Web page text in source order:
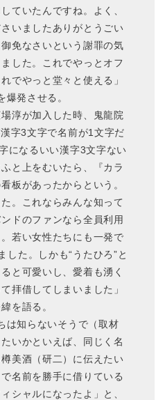
ていたんですね。よく、
いましたありがとうごい
免なさいという謝罪の気
した。これでやっとオフ
でやっと堂々と使える」
爆発させる。
淳が加入した時、鬼龍院
字3文字で名前が1文字だ
になるいい漢字3文字ない
と上をむいたら、『カラ
板があったからという。
。これならみんな知って
ドのファンなら全員利用
若い女性たちにも一発で
した。しかも“うたひろ”と
と可愛いし、愛着も湧く
拝借してしまいました」
を語る。
は知らないそうで（取材
いかといえば、同じく名
美酒（研二）に伝えたい
名前を勝手に借りている
シャルになったよ」と、